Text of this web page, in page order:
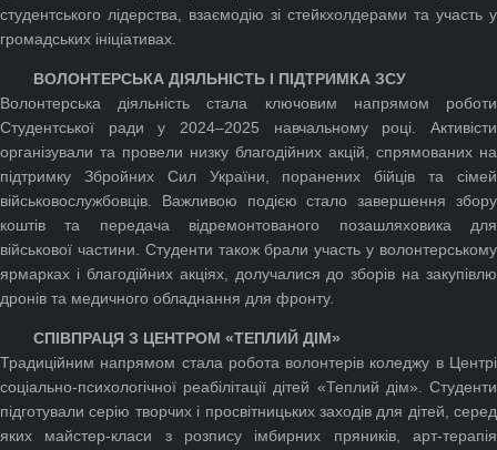
студентського лідерства, взаємодію зі стейкхолдерами та участь у
громадських ініціативах.
ВОЛОНТЕРСЬКА ДІЯЛЬНІСТЬ І ПІДТРИМКА ЗСУ
Волонтерська діяльність стала ключовим напрямом роботи
Студентської ради у 2024–2025 навчальному році. Активісти
організували та провели низку благодійних акцій, спрямованих на
підтримку Збройних Сил України, поранених бійців та сімей
військовослужбовців. Важливою подією стало завершення збору
коштів та передача відремонтованого позашляховика для
військової частини. Студенти також брали участь у волонтерському
ярмарках і благодійних акціях, долучалися до зборів на закупівлю
дронів та медичного обладнання для фронту.
СПІВПРАЦЯ З ЦЕНТРОМ «ТЕПЛИЙ ДІМ»
Традиційним напрямом стала робота волонтерів коледжу в Центрі
соціально-психологічної реабілітації дітей «Теплий дім». Студенти
підготували серію творчих і просвітницьких заходів для дітей, серед
яких майстер-класи з розпису імбирних пряників, арт-терапія